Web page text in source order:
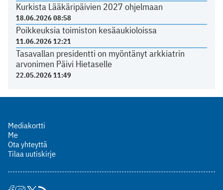
Kurkista Lääkäripäivien 2027 ohjelmaan
18.06.2026 08:58
Poikkeuksia toimiston kesäaukioloissa
11.06.2026 12:21
Tasavallan presidentti on myöntänyt arkkiatrin
arvonimen Päivi Hietaselle
22.05.2026 11:49
Mediakortti
Me
Ota yhteyttä
Tilaa uutiskirje